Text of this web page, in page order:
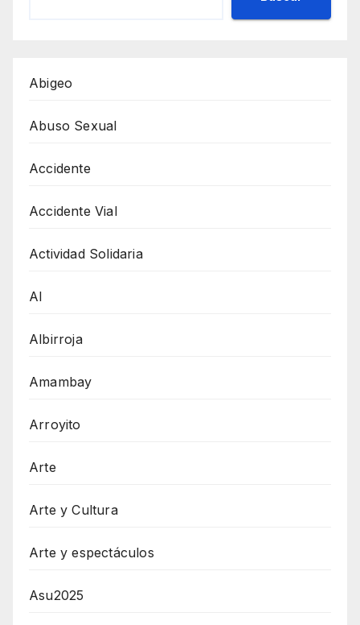
Abigeo
Abuso Sexual
Accidente
Accidente Vial
Actividad Solidaria
AI
Albirroja
Amambay
Arroyito
Arte
Arte y Cultura
Arte y espectáculos
Asu2025